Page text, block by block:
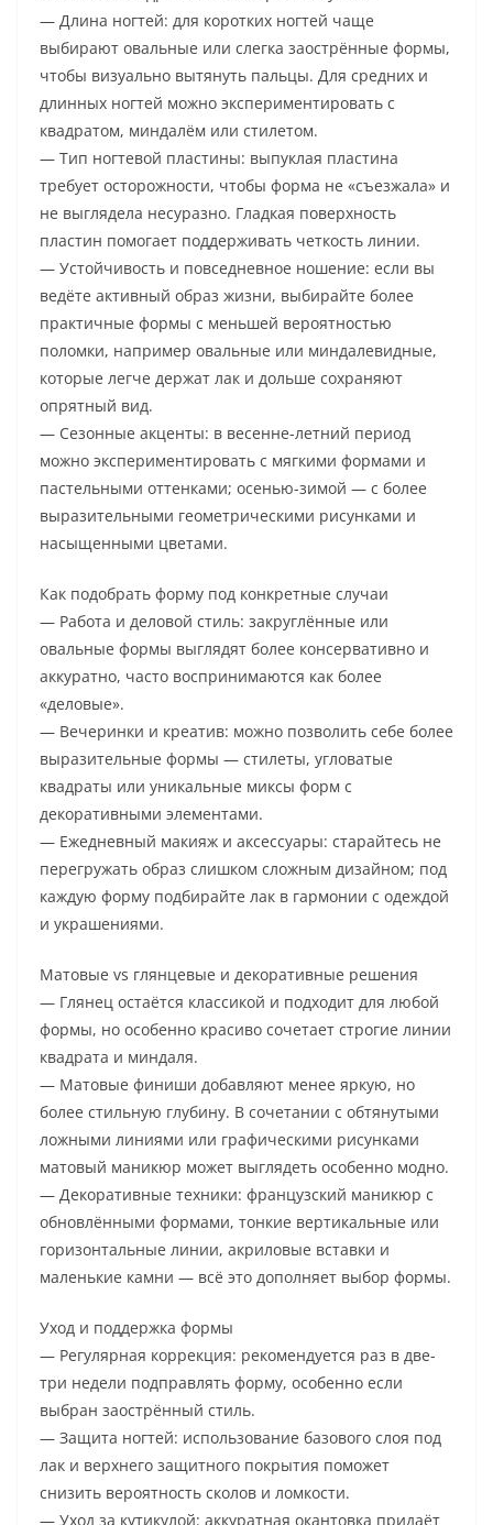
— Длина ногтей: для коротких ногтей чаще
выбирают овальные или слегка заострённые формы,
чтобы визуально вытянуть пальцы. Для средних и
длинных ногтей можно экспериментировать с
квадратом, миндалём или стилетом.
— Тип ногтевой пластины: выпуклая пластина
требует осторожности, чтобы форма не «съезжала» и
не выглядела несуразно. Гладкая поверхность
пластин помогает поддерживать четкость линии.
— Устойчивость и повседневное ношение: если вы
ведёте активный образ жизни, выбирайте более
практичные формы с меньшей вероятностью
поломки, например овальные или миндалевидные,
которые легче держат лак и дольше сохраняют
опрятный вид.
— Сезонные акценты: в весенне-летний период
можно экспериментировать с мягкими формами и
пастельными оттенками; осенью-зимой — с более
выразительными геометрическими рисунками и
насыщенными цветами.
Как подобрать форму под конкретные случаи
— Работа и деловой стиль: закруглённые или
овальные формы выглядят более консервативно и
аккуратно, часто воспринимаются как более
«деловые».
— Вечеринки и креатив: можно позволить себе более
выразительные формы — стилеты, угловатые
квадраты или уникальные миксы форм с
декоративными элементами.
— Ежедневный макияж и аксессуары: старайтесь не
перегружать образ слишком сложным дизайном; под
каждую форму подбирайте лак в гармонии с одеждой
и украшениями.
Матовые vs глянцевые и декоративные решения
— Глянец остаётся классикой и подходит для любой
формы, но особенно красиво сочетает строгие линии
квадрата и миндаля.
— Матовые финиши добавляют менее яркую, но
более стильную глубину. В сочетании с обтянутыми
ложными линиями или графическими рисунками
матовый маникюр может выглядеть особенно модно.
— Декоративные техники: французский маникюр с
обновлёнными формами, тонкие вертикальные или
горизонтальные линии, акриловые вставки и
маленькие камни — всё это дополняет выбор формы.
Уход и поддержка формы
— Регулярная коррекция: рекомендуется раз в две-
три недели подправлять форму, особенно если
выбран заострённый стиль.
— Защита ногтей: использование базового слоя под
лак и верхнего защитного покрытия поможет
снизить вероятность сколов и ломкости.
— Уход за кутикулой: аккуратная окантовка придаёт